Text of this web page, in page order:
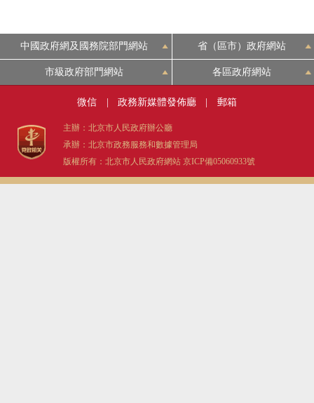
中國政府網及國務院部門網站 省（區市）政府網站
市級政府部門網站 各區政府網站
微信 政務新媒體發佈廳 郵箱
主辦：北京市人民政府辦公廳
承辦：北京市政務服務和數據管理局
版權所有：北京市人民政府網站 京ICP備05060933號